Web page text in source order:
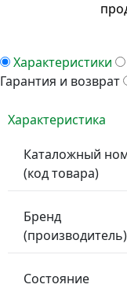
Характеристики
Гарантия и возврат
Характеристика
Каталожный
(код товара)
Бренд
(производитель)
Состояние